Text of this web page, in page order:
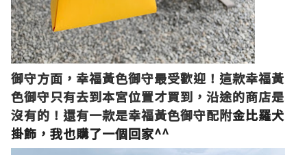
御守方面，幸福黃色御守最受歡迎！這款幸福黃
色御守只有去到本宮位置才買到，沿途的商店是
沒有的！還有一款是幸福黃色御守配附金比羅犬
掛飾，我也購了一個回家^^